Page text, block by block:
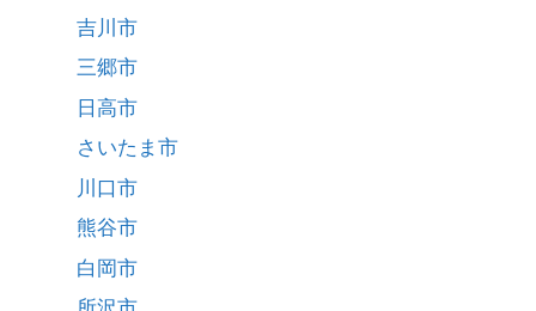
吉川市
三郷市
日高市
さいたま市
川口市
熊谷市
白岡市